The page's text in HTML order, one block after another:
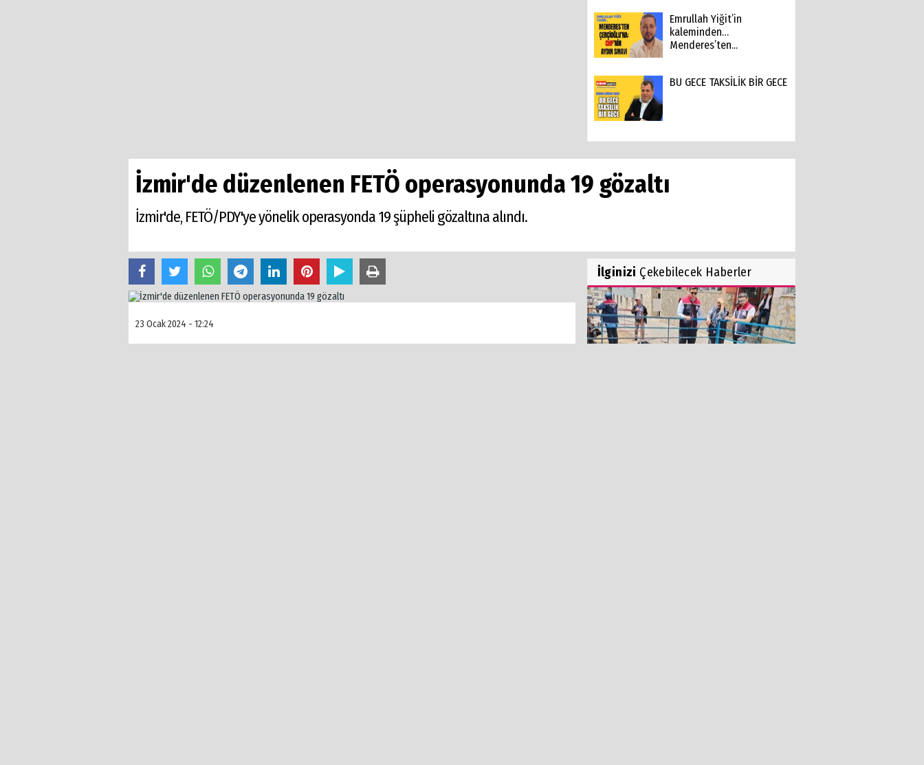
Emrullah Yiğit’in
kaleminden…
Menderes’ten...
BU GECE TAKSİLİK BİR GECE
İzmir'de düzenlenen FETÖ operasyonunda 19 gözaltı
İzmir'de, FETÖ/PDY'ye yönelik operasyonda 19 şüpheli gözaltına alındı.
23 Ocak 2024 - 12:24
İlginizi Çekebilecek Haberler